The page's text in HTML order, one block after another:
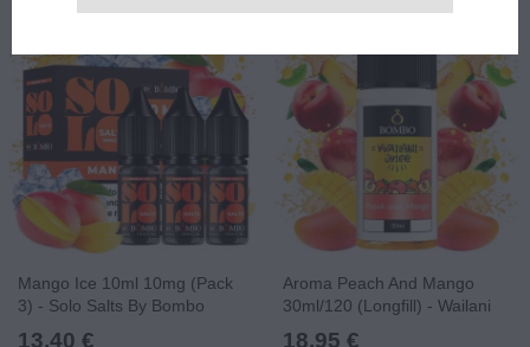
Mango Ice 10ml 10mg (Pack
3) - Solo Salts By Bombo
13,40 €
Aroma Peach And Mango
30ml/120 (Longfill) - Wailani
18,95 €